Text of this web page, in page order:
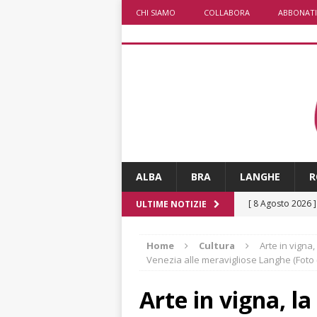
CHI SIAMO COLLABORA ABBONATI
ALBA BRA LANGHE
ULTIME NOTIZIE [ 8 Agosto 2026 ]
ALBA
San Lorenzo
Home Cultura
Arte in
Venezia alle meravigliose Langhe
Arte in vigna,